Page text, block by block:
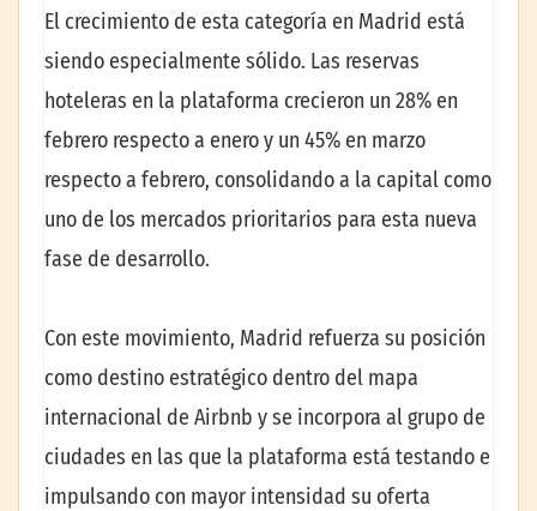
El crecimiento de esta categoría en Madrid está
siendo especialmente sólido. Las reservas
hoteleras en la plataforma crecieron un 28% en
febrero respecto a enero y un 45% en marzo
respecto a febrero, consolidando a la capital como
uno de los mercados prioritarios para esta nueva
fase de desarrollo.
Con este movimiento, Madrid refuerza su posición
como destino estratégico dentro del mapa
internacional de Airbnb y se incorpora al grupo de
ciudades en las que la plataforma está testando e
impulsando con mayor intensidad su oferta